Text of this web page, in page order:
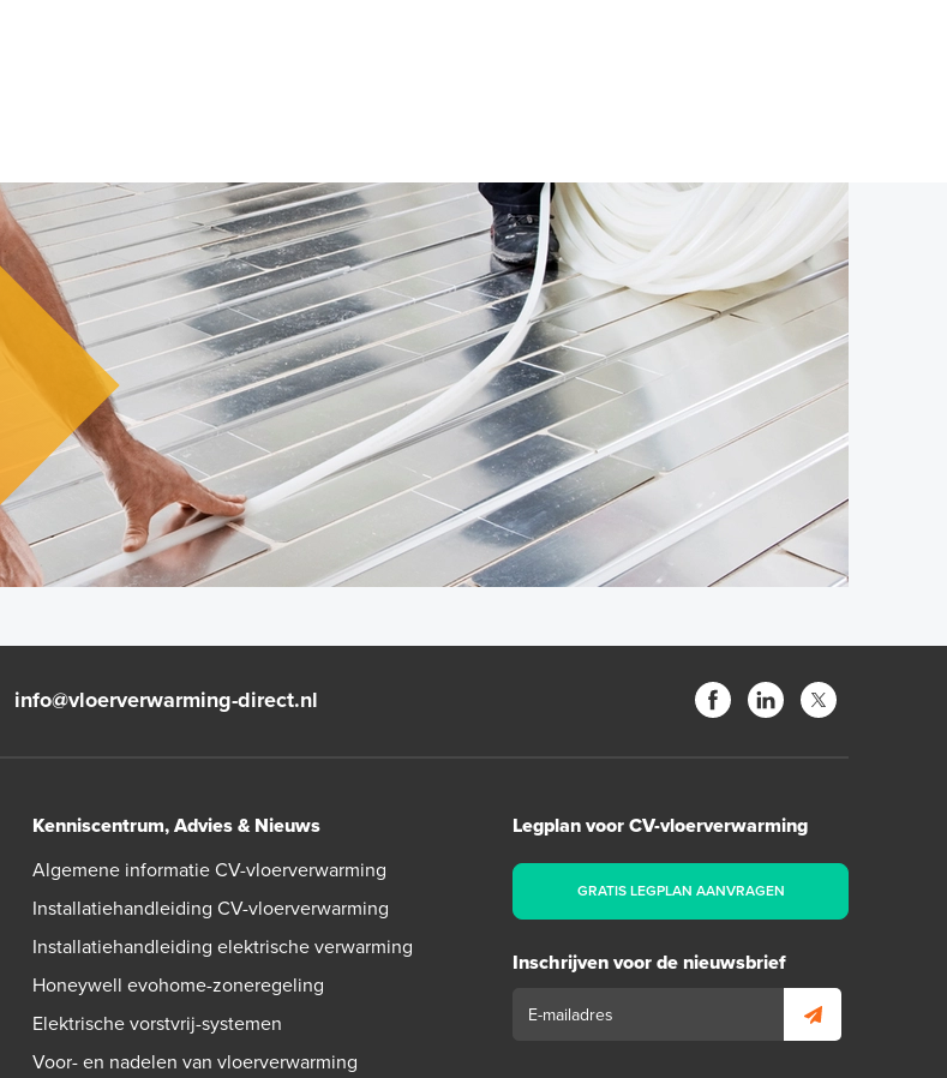
info@vloerverwarming-direct.nl
Kenniscentrum, Advies & Nieuws
Algemene informatie CV-vloerverwarming
Installatiehandleiding CV-vloerverwarming
Installatiehandleiding elektrische verwarming
Honeywell evohome-zoneregeling
Elektrische vorstvrij-systemen
Voor- en nadelen van vloerverwarming
Legplan voor CV-vloerverwarming
GRATIS LEGPLAN AANVRAGEN
Inschrijven voor de nieuwsbrief